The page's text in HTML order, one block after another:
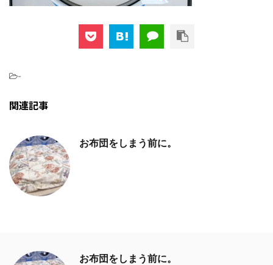
-
関連記事
お布団をしまう前に。
お布団をしまう前に。